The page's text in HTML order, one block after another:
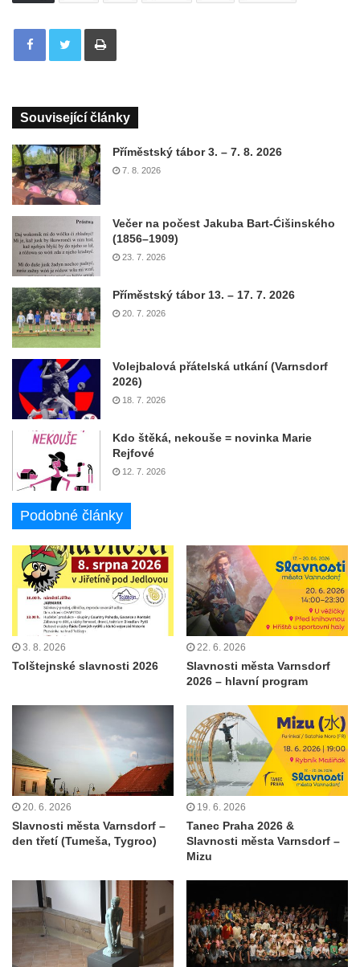
Tisknout
Související články
Příměstský tábor 3. – 7. 8. 2026
7. 8. 2026
Večer na počest Jakuba Bart-Ćišinského
(1856–1909)
23. 7. 2026
Příměstský tábor 13. – 17. 7. 2026
20. 7. 2026
Volejbalová přátelská utkání (Varnsdorf
2026)
18. 7. 2026
Kdo štěká, nekouše = novinka Marie
Rejfové
12. 7. 2026
Podobné články
3. 8. 2026
Tolštejnské slavnosti 2026
22. 6. 2026
Slavnosti města Varnsdorf
2026 – hlavní program
20. 6. 2026
Slavnosti města Varnsdorf –
den třetí (Tumeša, Tygroo)
19. 6. 2026
Tanec Praha 2026 &
Slavnosti města Varnsdorf –
Mizu